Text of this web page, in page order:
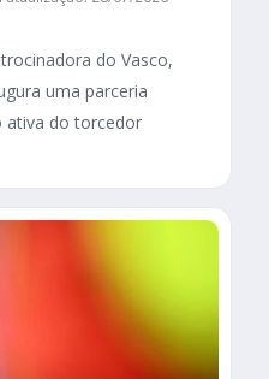
do Vasco,
uma parceria
ativa do torcedor